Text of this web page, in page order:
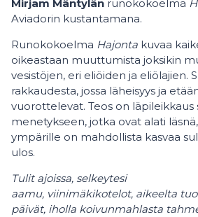
Mirjam Mäntylän runokokoelma
Aviadorin kustantamana.
Runokokoelma Hajonta kuvaa
oikeastaan muuttumista joksikin
vesistöjen, eri eliöiden ja eliölajien.
rakkaudesta, jossa läheisyys ja
vuorottelevat. Teos on läpileikkaus
menetykseen, jotka ovat alati
ympärille on mahdollista kasvaa
ulos.
Tulit ajoissa, selkeytesi
aamu, viinimäkikotelot, aikeelta
päivät, iholla koivunmahlasta